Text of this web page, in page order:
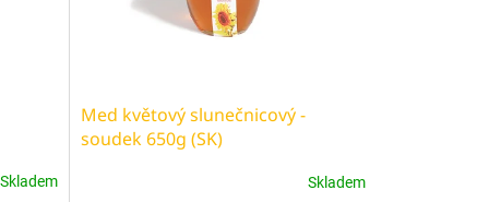
Skladem
Med květový slunečnicový -
soudek 650g (SK)
Skladem